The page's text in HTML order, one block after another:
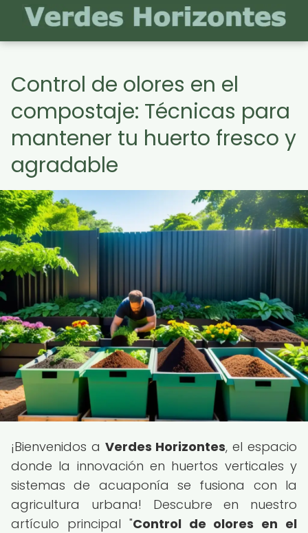
Control de olores en el
compostaje: Técnicas para
mantener tu huerto fresco y
agradable
¡Bienvenidos a Verdes Horizontes, el espacio
donde la innovación en huertos verticales y
sistemas de acuaponía se fusiona con la
agricultura urbana! Descubre en nuestro
artículo principal "Control de olores en el